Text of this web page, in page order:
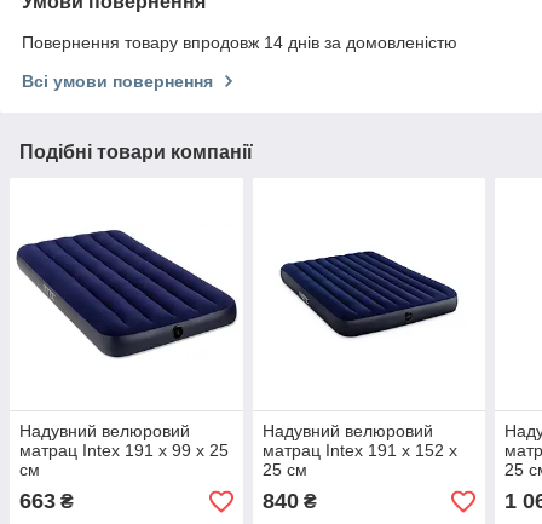
Повернення товару впродовж 14 днів за домовленістю
Всі умови повернення
Подібні товари компанії
Надувний велюровий
матрац Intex 191 x 99 x 25
см
663 ₴
Надувний велюровий
матрац Intex 191 x 152 x
25 см
840₴
25
та
1